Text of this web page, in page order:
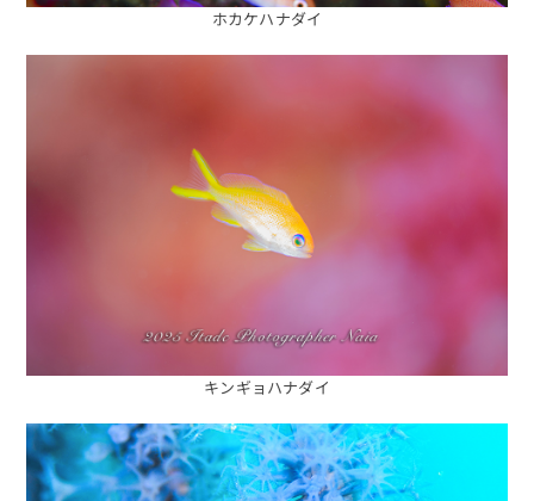
ホカケハナダイ
キンギョハナダイ